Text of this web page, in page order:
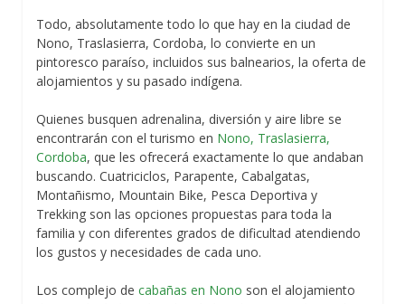
Todo, absolutamente todo lo que hay en la ciudad de
Nono, Traslasierra, Cordoba, lo convierte en un
pintoresco paraíso, incluidos sus balnearios, la oferta de
alojamientos y su pasado indígena.
Quienes busquen adrenalina, diversión y aire libre se
encontrarán con el turismo en Nono, Traslasierra,
Cordoba, que les ofrecerá exactamente lo que andaban
buscando. Cuatriciclos, Parapente, Cabalgatas,
Montañismo, Mountain Bike, Pesca Deportiva y
Trekking son las opciones propuestas para toda la
familia y con diferentes grados de dificultad atendiendo
los gustos y necesidades de cada uno.
Los complejo de cabañas en Nono son el alojamiento